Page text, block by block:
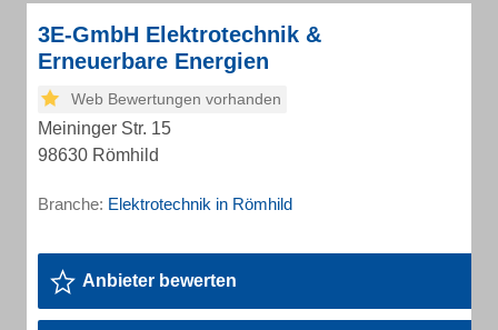
3E-GmbH Elektrotechnik &
Erneuerbare Energien
Web Bewertungen vorhanden
Meininger Str. 15
98630 Römhild
Branche: Elektrotechnik in Römhild
Anbieter bewerten